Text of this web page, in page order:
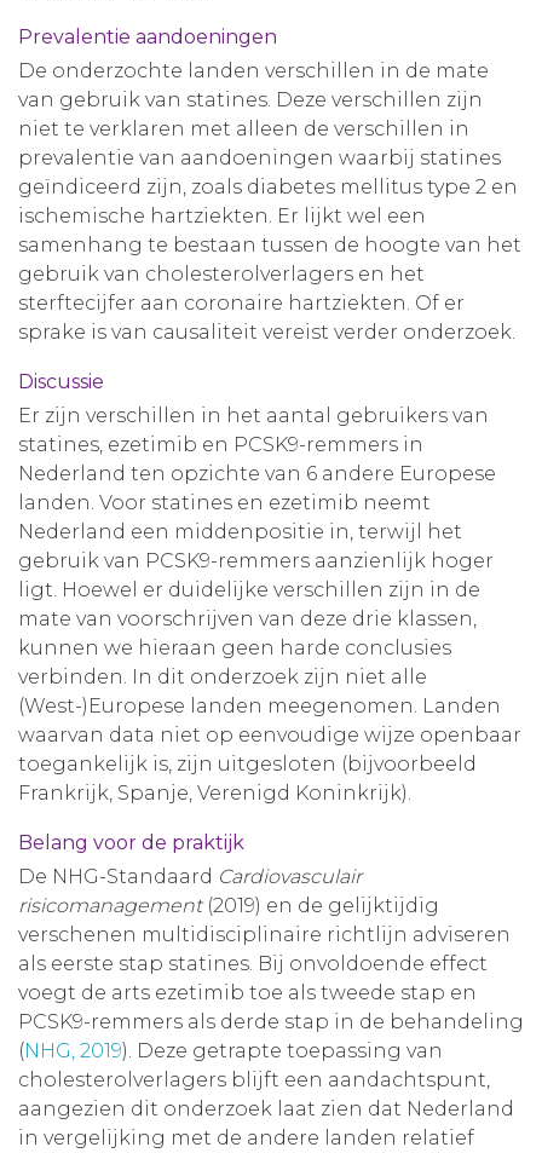
Prevalentie aandoeningen
De onderzochte landen verschillen in de mate
van gebruik van statines. Deze verschillen zijn
niet te verklaren met alleen de verschillen in
prevalentie van aandoeningen waarbij statines
geïndiceerd zijn, zoals diabetes mellitus type 2 en
ischemische hartziekten. Er lijkt wel een
samenhang te bestaan tussen de hoogte van het
gebruik van cholesterolverlagers en het
sterftecijfer aan coronaire hartziekten. Of er
sprake is van causaliteit vereist verder onderzoek.
Discussie
Er zijn verschillen in het aantal gebruikers van
statines, ezetimib en PCSK9-remmers in
Nederland ten opzichte van 6 andere Europese
landen. Voor statines en ezetimib neemt
Nederland een middenpositie in, terwijl het
gebruik van PCSK9-remmers aanzienlijk hoger
ligt. Hoewel er duidelijke verschillen zijn in de
mate van voorschrijven van deze drie klassen,
kunnen we hieraan geen harde conclusies
verbinden. In dit onderzoek zijn niet alle
(West-)Europese landen meegenomen. Landen
waarvan data niet op eenvoudige wijze openbaar
toegankelijk is, zijn uitgesloten (bijvoorbeeld
Frankrijk, Spanje, Verenigd Koninkrijk).
Belang voor de praktijk
De NHG-Standaard Cardiovasculair
risicomanagement(2019) en de gelijktijdig
verschenen multidisciplinaire richtlijn adviseren
als eerste stap statines. Bij onvoldoende effect
voegt de arts ezetimib toe als tweede stap en
PCSK9-remmers als derde stap in de behandeling
(NHG, 2019). Deze getrapte toepassing van
cholesterolverlagers blijft een aandachtspunt,
aangezien dit onderzoek laat zien dat Nederland
in vergelijking met de andere landen relatief